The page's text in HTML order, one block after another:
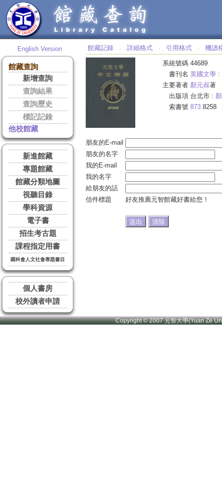
English Version
館藏查詢
新增查詢
查詢結果
查詢歷史
標記記錄
他校館藏
新進館藏
專題館藏
館藏分類地圖
視聽目錄
學科資源
電子書
招生考古題
課程指定用書
國科會人文社會專題書目
個人書房
校外讀者申請
館藏記錄 ‧ 詳細格式 ‧ 引用格式 ‧ 機讀
系統號碼 44689
書刊名 英國文學 :
主要著者 顏元叔著
出版項 台北市 :
索書號 873 8258
朋友的E-mail
朋友的名字
我的E-mail
我的名字
給朋友的話
信件標題
好友推薦元智館藏好書給您！
Copyright © 2007 元智大學(Yuan Ze